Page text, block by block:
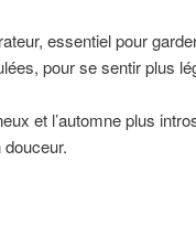
essentiel pour
pour se sentir plus
et l’automne plus